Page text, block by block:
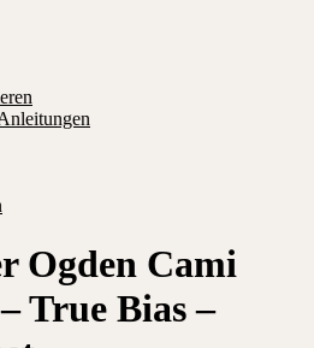
Ogden Cami
True Bias –